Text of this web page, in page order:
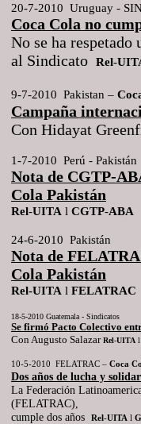
20-7-2010 Uruguay -
Coca Cola no
No se ha respetado
al Sindicato Rel-
9-7-2010 Pakistan –
Campaña
Con Hidayat
1-7-2010 Perú - Pakistán
Nota de CGTP-
Cola Pakistán
Rel-UITA l CGTP-ABA
24-6-2010 Pakistán
Nota de
Cola Pakistán
Rel-UITA l FELATRAC
18-5-2010 Guatemala - Sindicatos
Se firmó Pacto Colectivo
Con Augusto SalazarRel-UITA l
10-5-2010 FELATRAC – Coca
Dos años de lucha y
La Federación
(FELATRAC),
cumple dos años
Rel-UITA l